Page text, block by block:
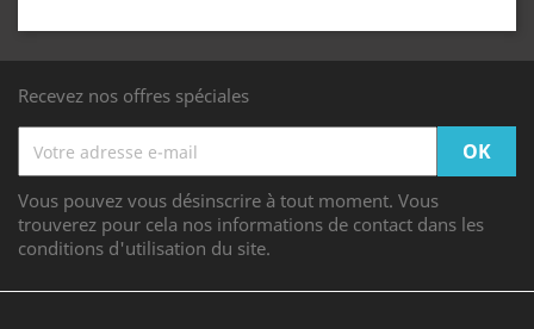
Recevez nos offres spéciales
Vous pouvez vous désinscrire à tout moment. Vous
trouverez pour cela nos informations de contact dans les
conditions d'utilisation du site.